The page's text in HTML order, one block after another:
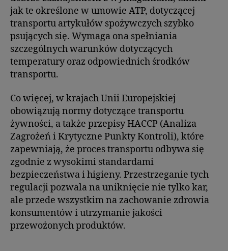
jak te określone w umowie ATP, dotyczącej
transportu artykułów spożywczych szybko
psujących się. Wymaga ona spełniania
szczególnych warunków dotyczących
temperatury oraz odpowiednich środków
transportu.
Co więcej, w krajach Unii Europejskiej
obowiązują normy dotyczące transportu
żywności, a także przepisy HACCP (Analiza
Zagrożeń i Krytyczne Punkty Kontroli), które
zapewniają, że proces transportu odbywa się
zgodnie z wysokimi standardami
bezpieczeństwa i higieny. Przestrzeganie tych
regulacji pozwala na uniknięcie nie tylko kar,
ale przede wszystkim na zachowanie zdrowia
konsumentów i utrzymanie jakości
przewożonych produktów.